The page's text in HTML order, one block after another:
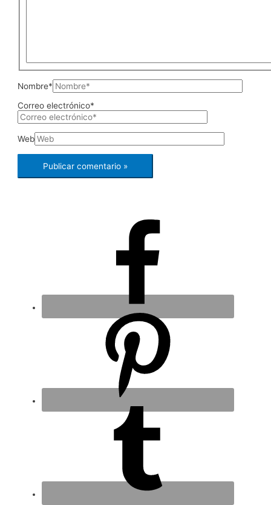
Nombre*
Correo electrónico*
Web